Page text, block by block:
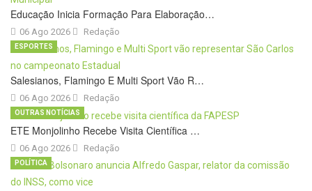
Educação Inicia Formação Para Elaboração…
06 Ago 2026 Redação
Salesianos, Flamingo E Multi Sport Vão R…
06 Ago 2026
ESPORTES
Redação
ETE Monjolinho Recebe Visita Científica …
06 Ago 2026
OUTRAS NOTÍCIAS
Redação
POLÍTICA